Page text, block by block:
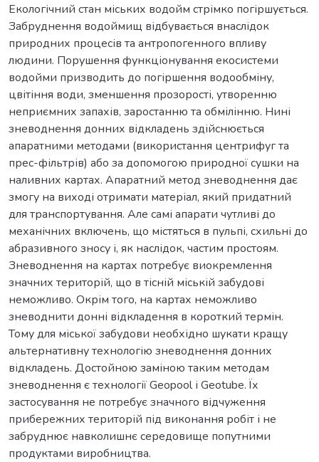
Екологічний стан міських водойм стрімко погіршується.
Забруднення водоймищ відбувається внаслідок
природних процесів та антропогенного впливу
людини. Порушення функціонування екосистеми
водойми призводить до погіршення водообміну,
цвітіння води, зменшення прозорості, утворенню
неприємних запахів, заростанню та обмілінню. Нині
зневоднення донних відкладень здійснюється
апаратними методами (використання центрифуг та
прес-фільтрів) або за допомогою природної сушки на
наливних картах. Апаратний метод зневоднення дає
змогу на виході отримати матеріал, який придатний
для транспортування. Але самі апарати чутливі до
механічних включень, що містяться в пульпі, схильні до
абразивного зносу і, як наслідок, частим простоям.
Зневоднення на картах потребує виокремлення
значних територій, що в тісній міській забудові
неможливо. Окрім того, на картах неможливо
зневоднити донні відкладення в короткий термін.
Тому для міської забудови необхідно шукати кращу
альтернативну технологію зневоднення донних
відкладень. Достойною заміною таким методам
зневоднення є технології Geopool і Geotube. Їх
застосування не потребує значного відчуження
прибережних територій під виконання робіт і не
забруднює навколишнє середовище попутними
продуктами виробництва.